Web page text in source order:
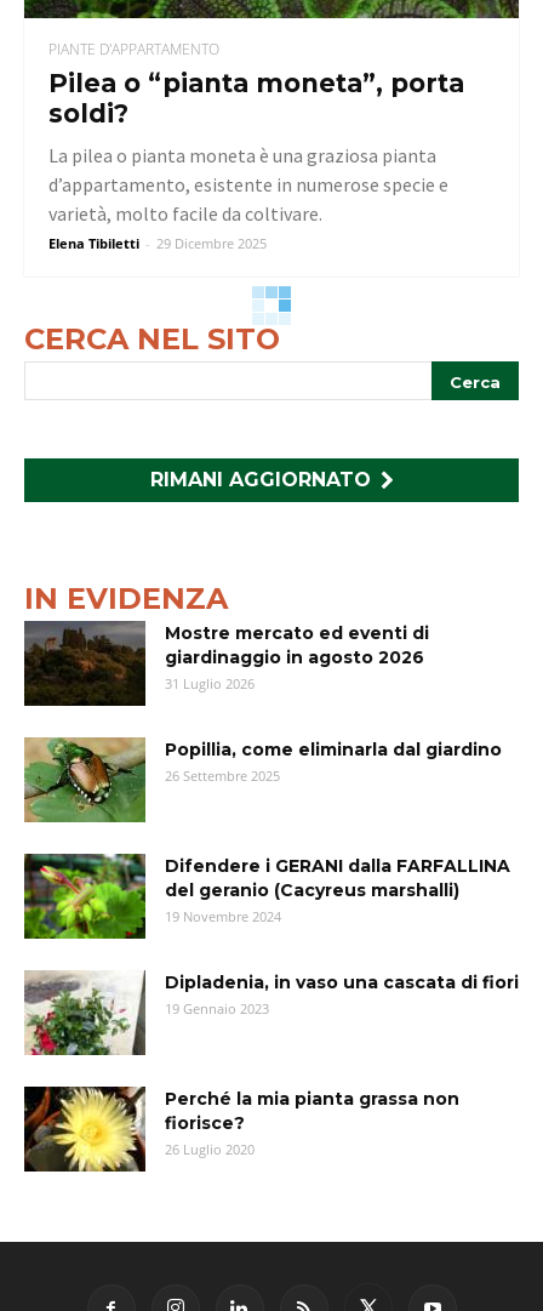
PIANTE D'APPARTAMENTO
Pilea o “pianta moneta”, porta
soldi?
Elena Tibiletti - 29 Dicembre 2025
La pilea o pianta moneta è una graziosa pianta
d’appartamento, esistente in numerose specie e
varietà, molto facile da coltivare.
CERCA NEL SITO
RIMANI AGGIORNATO
IN EVIDENZA
Mostre mercato ed eventi di
giardinaggio in agosto 2026
31 Luglio 2026
Popillia, come eliminarla dal giardino
26 Settembre 2025
Difendere i GERANI dalla FARFALLINA
del geranio (Cacyreus marshalli)
19 Novembre 2024
Dipladenia, in vaso una cascata di fiori
19 Gennaio 2023
Perché la mia pianta grassa non
fiorisce?
26 Luglio 2020